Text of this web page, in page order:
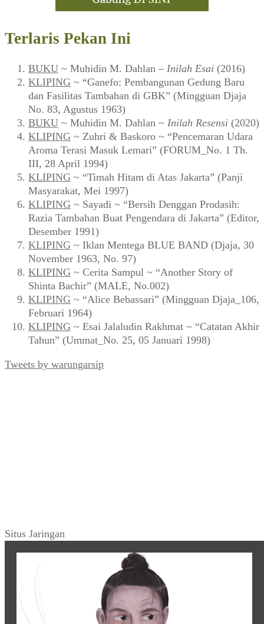
Terlaris Pekan Ini
BUKU ~ Muhidin M. Dahlan – Inilah Esai (2016)
KLIPING ~ “Ganefo: Pembangunan Gedung Baru
dan Fasilitas Tambahan di GBK” (Mingguan Djaja
No. 83, Agustus 1963)
BUKU ~ Muhidin M. Dahlan ~ Inilah Resensi (2020)
KLIPING ~ Zuhri & Baskoro ~ “Pencemaran Udara
Aroma Terasi Masuk Lemari” (FORUM_No. 1 Th.
III, 28 April 1994)
KLIPING ~ “Timah Hitam di Atas Jakarta” (Panji
Masyarakat, Mei 1997)
KLIPING ~ Sayadi ~ “Bersih Denggan Prodasih:
Razia Tambahan Buat Pengendara di Jakarta” (Editor,
Desember 1991)
KLIPING ~ Iklan Mentega BLUE BAND (Djaja, 30
November 1963, No. 97)
KLIPING ~ Cerita Sampul ~ “Another Story of
Shinta Bachir” (MALE, No.002)
KLIPING ~ “Alice Bebassari” (Mingguan Djaja_106,
Februari 1964)
KLIPING ~ Esai Jalaludin Rakhmat ~ “Catatan Akhir
Tahun” (Ummat_No. 25, 05 Januari 1998)
Tweets by warungarsip
Situs Jaringan